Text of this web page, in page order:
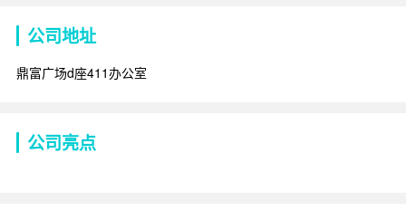
公司地址
鼎富广场d座411办公室
公司亮点